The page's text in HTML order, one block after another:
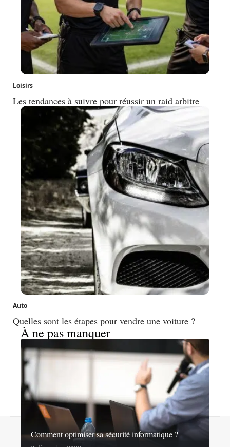
Loisirs
Les tendances à suivre pour réussir un raid arbitre
Auto
Quelles sont les étapes pour vendre une voiture ?
À ne pas manquer
Comment optimiser sa sécurité informatique ?
Mentions légales Sitemap